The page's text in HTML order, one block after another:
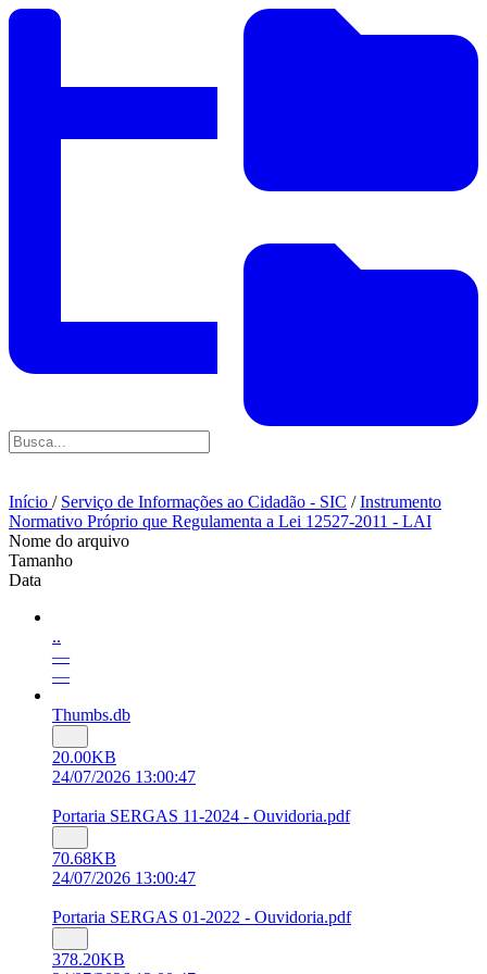
Início / Serviço de Informações ao Cidadão - SIC /Instrumento
Normativo Próprio que Regulamenta a Lei 12527-2011 - LAI
Nome do arquivo
Tamanho
Data
..
—
—
Thumbs.db
20.00KB
24/07/2026 13:00:47
Portaria SERGAS 11-2024 - Ouvidoria.pdf
70.68KB
24/07/2026 13:00:47
Portaria SERGAS 01-2022 - Ouvidoria.pdf
378.20KB